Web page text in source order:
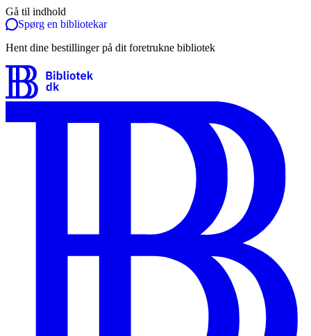
Gå til indhold
Spørg en bibliotekar
Hent dine bestillinger på dit foretrukne bibliotek